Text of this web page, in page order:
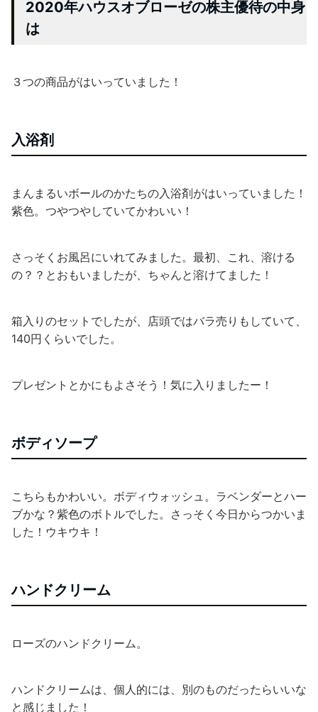
2020年ハウスオブローゼの株主優待の中身
は
３つの商品がはいっていました！
入浴剤
まんまるいボールのかたちの入浴剤がはいっていました！
紫色。つやつやしていてかわいい！
さっそくお風呂にいれてみました。最初、これ、溶ける
の？？とおもいましたが、ちゃんと溶けてました！
箱入りのセットでしたが、店頭ではバラ売りもしていて、
140円くらいでした。
プレゼントとかにもよさそう！気に入りましたー！
ボディソープ
こちらもかわいい。ボディウォッシュ。ラベンダーとハー
ブかな？紫色のボトルでした。さっそく今日からつかいま
した！ウキウキ！
ハンドクリーム
ローズのハンドクリーム。
ハンドクリームは、個人的には、別のものだったらいいな
と感じました！